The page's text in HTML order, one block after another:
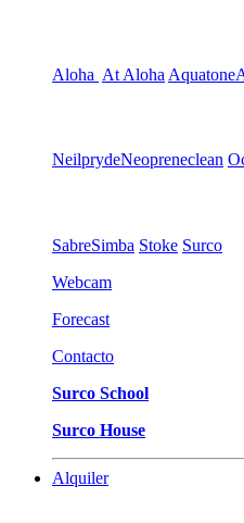
Aloha At Aloha Aquatone
NeilprydeNeopreneclean
SabreSimba Stoke Surco
Webcam
Forecast
Contacto
Surco School
Surco House
Alquiler